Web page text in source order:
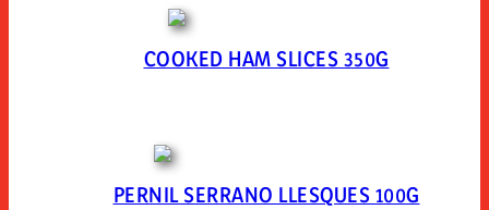
COOKED HAM SLICES 350G
PERNIL SERRANO LLESQUES 100G